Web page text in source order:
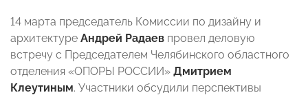
14 марта председатель Комиссии по дизайну и
архитектуре Андрей Радаев провел деловую
встречу с Председателем Челябинского областного
отделения «ОПОРЫ РОССИИ» Дмитрием
Клеутиным. Участники обсудили перспективы